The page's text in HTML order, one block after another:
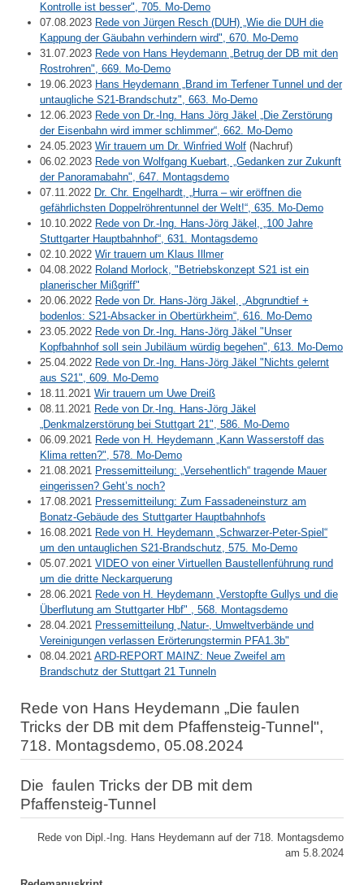
Kontrolle ist besser", 705. Mo-Demo
07.08.2023 Rede von Jürgen Resch (DUH) „Wie die DUH die
Kappung der Gäubahn verhindern wird", 670. Mo-Demo
31.07.2023 Rede von Hans Heydemann „Betrug der DB mit den
Rostrohren", 669. Mo-Demo
19.06.2023 Hans Heydemann „Brand im Terfener Tunnel und der
untaugliche S21-Brandschutz", 663. Mo-Demo
12.06.2023 Rede von Dr.-Ing. Hans Jörg Jäkel „Die Zerstörung
der Eisenbahn wird immer schlimmer“, 662. Mo-Demo
24.05.2023 Wir trauern um Dr. Winfried Wolf (Nachruf)
06.02.2023 Rede von Wolfgang Kuebart, „Gedanken zur Zukunft
der Panoramabahn", 647. Montagsdemo
07.11.2022 Dr. Chr. Engelhardt, „Hurra – wir eröffnen die
gefährlichsten Doppelröhrentunnel der Welt!“, 635. Mo-Demo
10.10.2022 Rede von Dr.-Ing. Hans-Jörg Jäkel, „100 Jahre
Stuttgarter Hauptbahnhof“, 631. Montagsdemo
02.10.2022 Wir trauern um Klaus Illmer
04.08.2022 Roland Morlock, "Betriebskonzept S21 ist ein
planerischer Mißgriff"
20.06.2022 Rede von Dr. Hans-Jörg Jäkel, „Abgrundtief +
bodenlos: S21-Absacker in Obertürkheim“, 616. Mo-Demo
23.05.2022 Rede von Dr.-Ing. Hans-Jörg Jäkel "Unser
Kopfbahnhof soll sein Jubiläum würdig begehen", 613. Mo-Demo
25.04.2022 Rede von Dr.-Ing. Hans-Jörg Jäkel "Nichts gelernt
aus S21", 609. Mo-Demo
18.11.2021 Wir trauern um Uwe Dreiß
08.11.2021 Rede von Dr.-Ing. Hans-Jörg Jäkel
„Denkmalzerstörung bei Stuttgart 21", 586. Mo-Demo
06.09.2021 Rede von H. Heydemann „Kann Wasserstoff das
Klima retten?", 578. Mo-Demo
21.08.2021 Pressemitteilung: „Versehentlich“ tragende Mauer
eingerissen? Geht’s noch?
17.08.2021 Pressemitteilung: Zum Fassadeneinsturz am
Bonatz-Gebäude des Stuttgarter Hauptbahnhofs
16.08.2021 Rede von H. Heydemann „Schwarzer-Peter-Spiel“
um den untauglichen S21-Brandschutz, 575. Mo-Demo
05.07.2021 VIDEO von einer Virtuellen Baustellenführung rund
um die dritte Neckarquerung
28.06.2021 Rede von H. Heydemann „Verstopfte Gullys und die
Überflutung am Stuttgarter Hbf" , 568. Montagsdemo
28.04.2021 Pressemitteilung „Natur-, Umweltverbände und
Vereinigungen verlassen Erörterungstermin PFA1.3b"
08.04.2021 ARD-REPORT MAINZ: Neue Zweifel am
Brandschutz der Stuttgart 21 Tunneln
Rede von Hans Heydemann „Die faulen
Tricks der DB mit dem Pfaffensteig-Tunnel",
718. Montagsdemo, 05.08.2024
Die faulen Tricks der DB mit dem
Pfaffensteig-Tunnel
Rede von Dipl.-Ing. Hans Heydemann auf der 718. Montagsdemo
am 5.8.2024